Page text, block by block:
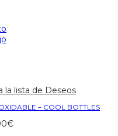
la lista de Deseos
– COOL BOTTLES
€